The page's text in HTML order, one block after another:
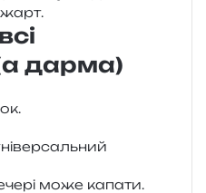
жарт.
дарма)
може капати.